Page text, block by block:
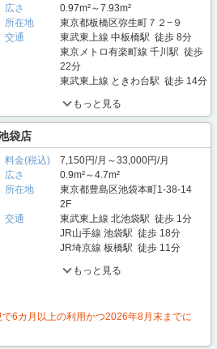
広さ
0.97m²～7.93m²
所在地
東京都板橋区弥生町７２−９
交通
東武東上線 中板橋駅 徒歩 8分
東京メトロ有楽町線 千川駅 徒歩
22分
東武東上線 ときわ台駅 徒歩 14分
もっと見る
袋店
料金(税込)
7,150円/月～33,000円/月
広さ
0.9m²～4.7m²
所在地
東京都豊島区池袋本町1-38-14
2F
交通
東武東上線 北池袋駅 徒歩 1分
JR山手線 池袋駅 徒歩 18分
JR埼京線 板橋駅 徒歩 11分
もっと見る
6カ月以上の利用かつ2026年8月末までに